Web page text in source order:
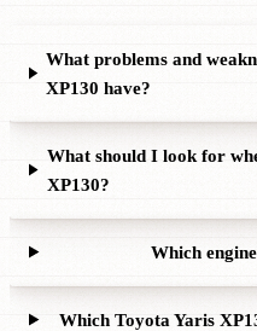
What problems and
XP130 have?
What should I look for
XP130?
Which
Which Toyota Yaris